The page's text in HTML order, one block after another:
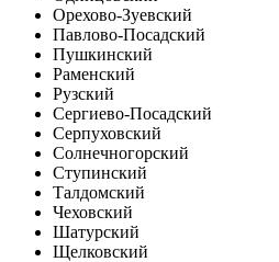
Орехово-Зуевский
Павлово-Посадский
Пушкинский
Раменский
Рузский
Сергиево-Посадский
Серпуховский
Солнечногорский
Ступинский
Талдомский
Чеховский
Шатурский
Щелковский